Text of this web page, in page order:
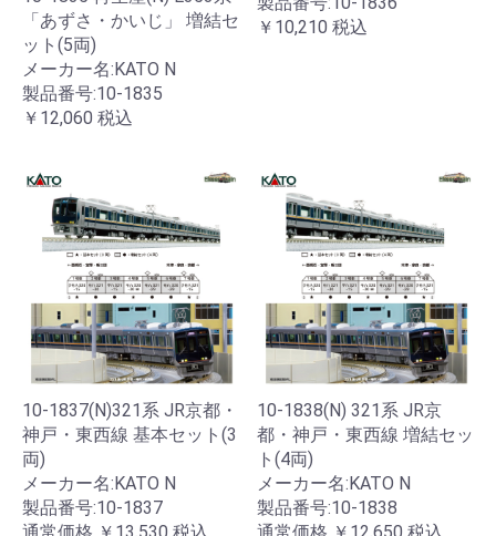
「あずさ・かいじ」 増結セ
ット(5両)
メーカー名:KATO N
製品番号:10-1835
￥12,060 税込
￥10,210 税込
10-1837(N)321系 JR京都・
神戸・東西線 基本セット(3
両)
メーカー名:KATO N
製品番号:10-1837
10-1838(N) 321系 JR京
都・神戸・東西線 増結セッ
ト(4両)
メーカー名:KATO N
製品番号:10-1838